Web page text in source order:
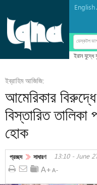
English.
ডেস্কটপ
ইব্রাহিম আজিজি:
আমেরিকার
বিস্তারিত
হোক
প্রচ্ছদ সাধারণ 13:10 - June